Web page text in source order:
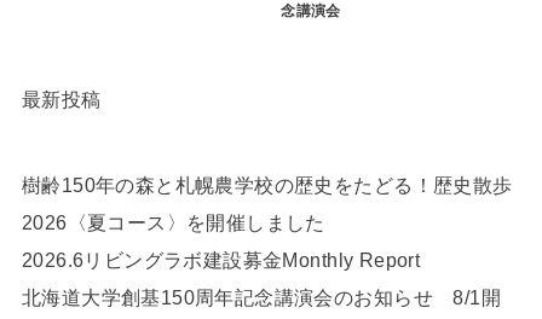
念講演会
最新投稿
樹齢150年の森と札幌農学校の歴史をたどる！歴史散歩
2026〈夏コース〉を開催しました
2026.6リビングラボ建設募金Monthly Report
北海道大学創基150周年記念講演会のお知らせ 8/1開